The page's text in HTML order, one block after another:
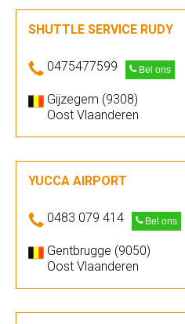
SHUTTLE SERVICE RUDY
0475477599 Bel ons
Gijzegem (9308)
Oost Vlaanderen
YUCCA AIRPORT
0483 079 414 Bel ons
Gentbrugge (9050)
Oost Vlaanderen